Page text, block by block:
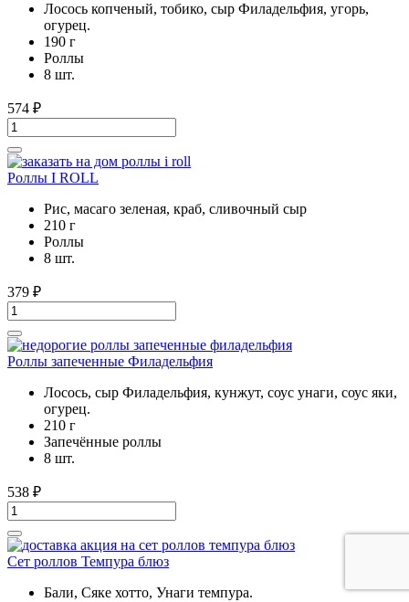
Лосось копченый, тобико, сыр Филадельфия, угорь,
огурец.
190 г
Роллы
8 шт.
574 ₽
Роллы I ROLL
Рис, масаго зеленая, краб, сливочный сыр
210 г
Роллы
8 шт.
379 ₽
Роллы запеченные Филадельфия
Лосось, сыр Филадельфия, кунжут, соус унаги, соус яки,
огурец.
210 г
Запечённые роллы
8 шт.
538 ₽
Сет роллов Темпура блюз
Бали, Сяке хотто, Унаги темпура.